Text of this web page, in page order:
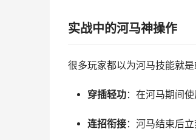
实战中的河马神操作
很多玩家都以为河马技能就
穿插轻功：在河马期间
连招衔接：河马结束后